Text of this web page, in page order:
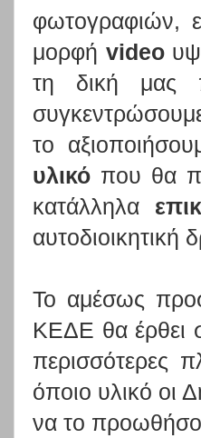
φωτογραφιών,
μορφή video
τη δική μας
το
υλικό που θα
κατάλληλα
αυτοδιοικητική
Το αμέσως
ΚΕΔΕ θα έρθει
περισσότερες
όποιο υλικό οι
να το